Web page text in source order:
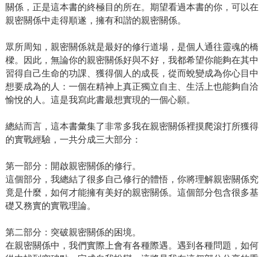
關係，正是這本書的終極目的所在。期望看過本書的你，可以在
親密關係中走得順遂，擁有和諧的親密關係。
眾所周知，親密關係就是最好的修行道場，是個人通往靈魂的橋
樑。因此，無論你的親密關係好與不好，我都希望你能夠在其中
習得自己生命的功課、獲得個人的成長，從而蛻變成為你心目中
想要成為的人：一個在精神上真正獨立自主、生活上也能夠自洽
愉悅的人。這是我寫此書最想實現的一個心願。
總結而言，這本書彙集了非常多我在親密關係裡摸爬滾打所獲得
的實戰經驗，一共分成三大部分：
第一部分：開啟親密關係的修行。
這個部分，我總結了很多自己修行的體悟，你將理解親密關係究
竟是什麼，如何才能擁有美好的親密關係。這個部分包含很多基
礎又務實的實戰理論。
第二部分：突破親密關係的困境。
在親密關係中，我們實際上會有各種際遇。遇到各種問題，如何